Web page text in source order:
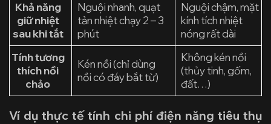
Khả năng
giữ nhiệt
sau khi tắt
Nguội nhanh, quạt
tản nhiệt chạy 2 – 3
phút
Nguội chậm, mặt
kính tích nhiệt
nóng rất dài
Tính tương
thích nồi
chảo
Kén nồi (chỉ dùng
nồi có đáy bắt từ)
Không kén nồi
(thủy tinh, gốm,
đất…)
Ví dụ thực tế tính chi phí điện năng tiêu thụ